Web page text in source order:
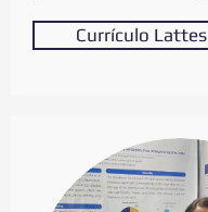
Currículo Lattes